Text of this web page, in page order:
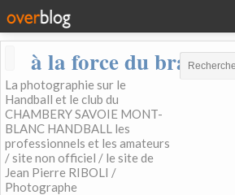
à la force du bras
La photographie sur le
Handball et le club du
CHAMBERY SAVOIE MONT-
BLANC HANDBALL les
professionnels et les amateurs
/ site non officiel / le site de
Jean Pierre RIBOLI /
Photographe